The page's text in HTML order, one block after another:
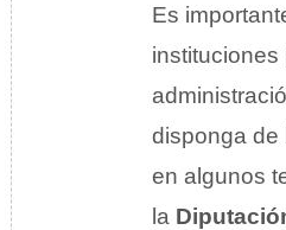
Es
disponga de
en algunos
la